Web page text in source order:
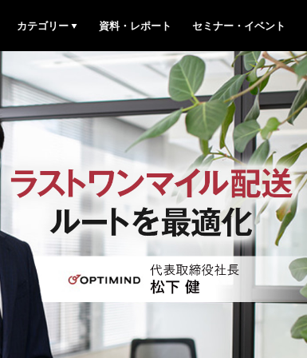
カテゴリー 資料・レポート セミナー・イベント